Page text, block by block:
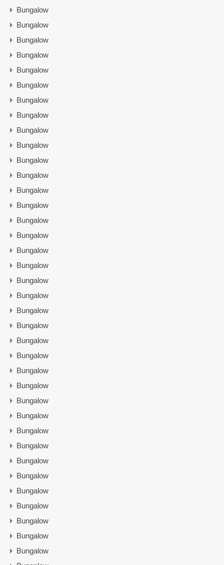
Bungalow
Bungalow
Bungalow
Bungalow
Bungalow
Bungalow
Bungalow
Bungalow
Bungalow
Bungalow
Bungalow
Bungalow
Bungalow
Bungalow
Bungalow
Bungalow
Bungalow
Bungalow
Bungalow
Bungalow
Bungalow
Bungalow
Bungalow
Bungalow
Bungalow
Bungalow
Bungalow
Bungalow
Bungalow
Bungalow
Bungalow
Bungalow
Bungalow
Bungalow
Bungalow
Bungalow
Bungalow